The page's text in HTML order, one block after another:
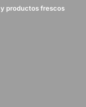
productos frescos